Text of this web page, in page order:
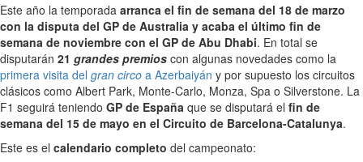
Este año la temporada arranca el fin de semana del 18 de marzo
con la disputa del GP de Australia y acaba el último fin de
semana de noviembre con el GP de Abu Dhabi. En total se
disputarán 21 grandes premios con algunas novedades como la
primera visita del gran circo a Azerbaiyán y por supuesto los circuitos
clásicos como Albert Park, Monte-Carlo, Monza, Spa o Silverstone. La
F1 seguirá teniendo GP de España que se disputará el fin de
semana del 15 de mayo en el Circuito de Barcelona-Catalunya.
Este es el calendario completo del campeonato: